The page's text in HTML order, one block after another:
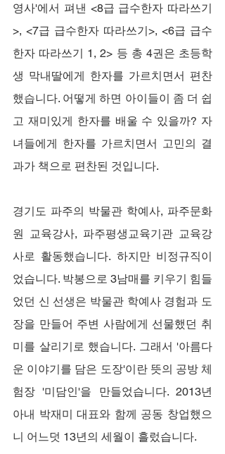
영사'에서 펴낸 <8급 급수한자 따라쓰기
>, <7급 급수한자 따라쓰기>, <6급 급수
한자 따라쓰기 1, 2> 등 총 4권은 초등학
생 막내딸에게 한자를 가르치면서 편찬
했습니다. 어떻게 하면 아이들이 좀 더 쉽
고 재미있게 한자를 배울 수 있을까? 자
녀들에게 한자를 가르치면서 고민의 결
과가 책으로 편찬된 것입니다.
경기도 파주의 박물관 학예사, 파주문화
원 교육강사, 파주평생교육기관 교육강
사로 활동했습니다. 하지만 비정규직이
었습니다. 박봉으로 3남매를 키우기 힘들
었던 신 선생은 박물관 학예사 경험과 도
장을 만들어 주변 사람에게 선물했던 취
미를 살리기로 했습니다. 그래서 '아름다
운 이야기를 담은 도장'이란 뜻의 공방 체
험장 '미담인'을 만들었습니다. 2013년
아내 박재미 대표와 함께 공동 창업했으
니 어느덧 13년의 세월이 흘렀습니다.